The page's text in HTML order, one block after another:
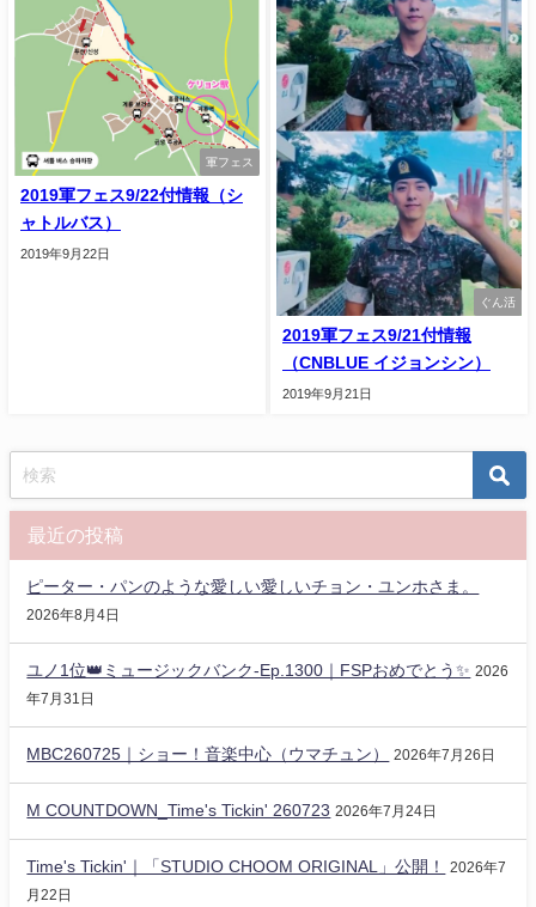
軍フェス
2019軍フェス9/22付情報（シ
ャトルバス）
2019年9月22日
ぐん活
2019軍フェス9/21付情報
（CNBLUE イジョンシン）
2019年9月21日
最近の投稿
ピーター・パンのような愛しい愛しいチョン・ユンホさま。
2026年8月4日
ユノ1位👑ミュージックバンク-Ep.1300｜FSPおめでとう✨️ 2026
年7月31日
MBC260725｜ショー！音楽中心（ウマチュン） 2026年7月26日
M COUNTDOWN_Time's Tickin' 260723 2026年7月24日
Time's Tickin'｜「STUDIO CHOOM ORIGINAL」公開！
2026年7
月22日